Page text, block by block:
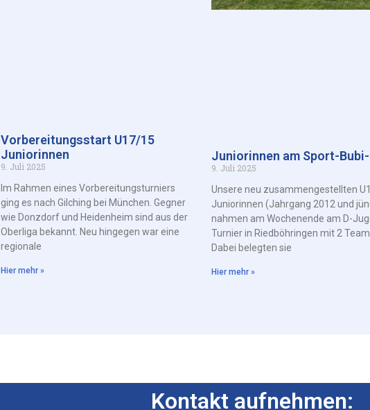
Vorbereitungsstart U17/15
Juniorinnen
9. Juli 2025
Im Rahmen eines Vorbereitungsturniers
ging es nach Gilching bei München. Gegner
wie Donzdorf und Heidenheim sind aus der
Oberliga bekannt. Neu hingegen war eine
regionale
Hier mehr »
Juniorinnen am Sport-
9. Juli 2025
Unsere neu zusammengestellten
Juniorinnen (Jahrgang 2012 und
nahmen am Wochenende am D-
Turnier in Riedböhringen mit 2
Dabei belegten sie
Hier mehr »
Kontakt aufnehmen: